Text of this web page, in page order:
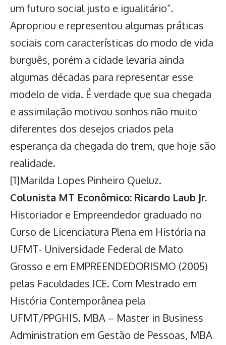
um futuro social justo e igualitário”.
Apropriou e representou algumas práticas
sociais com características do modo de vida
burguês, porém a cidade levaria ainda
algumas décadas para representar esse
modelo de vida. É verdade que sua chegada
e assimilação motivou sonhos não muito
diferentes dos desejos criados pela
esperança da chegada do trem, que hoje são
realidade.
[1]Marilda Lopes Pinheiro Queluz.
Colunista MT Econômico: Ricardo Laub Jr.
Historiador e Empreendedor graduado no
Curso de Licenciatura Plena em História na
UFMT- Universidade Federal de Mato
Grosso e em EMPREENDEDORISMO (2005)
pelas Faculdades ICE. Com Mestrado em
História Contemporânea pela
UFMT/PPGHIS. MBA – Master in Business
Administration em Gestão de Pessoas, MBA